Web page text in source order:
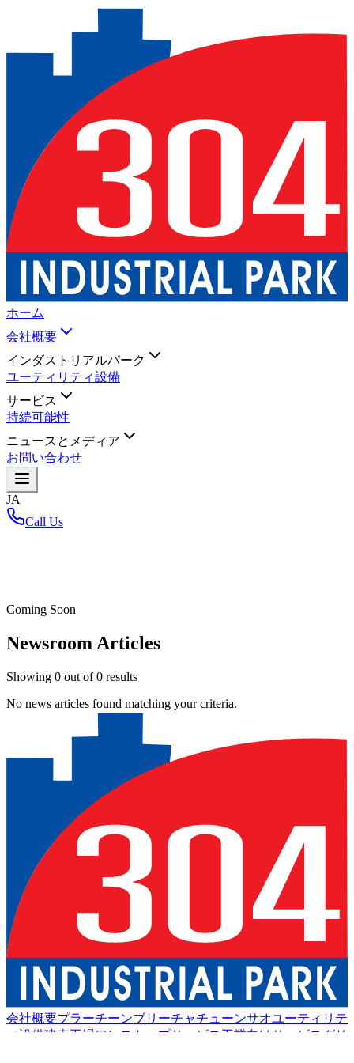
ホーム
会社概要
インダストリアルパーク
ユーティリティ設備
サービス
持続可能性
ニュースとメディア
お問い合わせ
JA
Call Us
Coming Soon
Newsroom Articles
Showing 0 out of0 results
No news articles found matching your criteria.
会社概要プラーチーンブリーチャチューンサオユーティリテ
ィ設備建売工場 ワンストップサービス 工業向けサービス グリ